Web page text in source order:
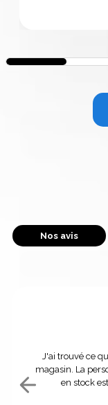
Nos avis
J'ai trouvé ce
magasin. La
en stock